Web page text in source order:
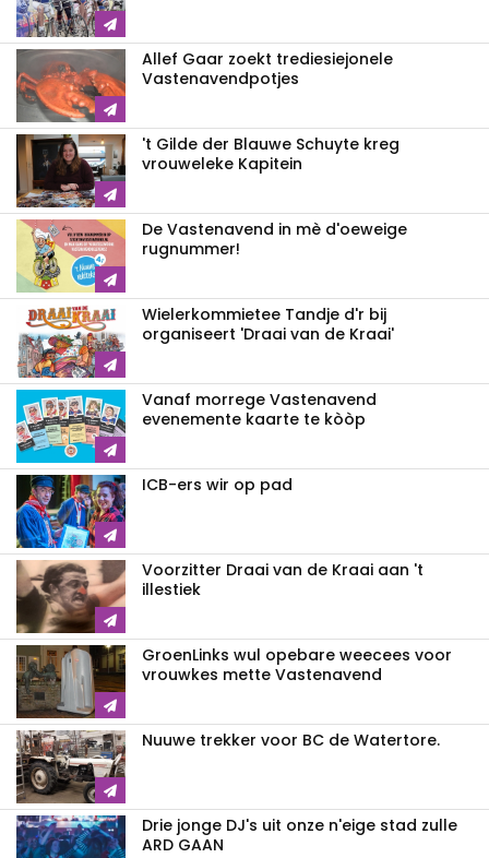
Allef Gaar zoekt trediesiejonele
Vastenavendpotjes
't Gilde der Blauwe Schuyte kreg
vrouweleke Kapitein
De Vastenavend in mè d'oeweige
rugnummer!
Wielerkommietee Tandje d'r bij
organiseert 'Draai van de Kraai'
Vanaf morrege Vastenavend
evenemente kaarte te kòòp
ICB-ers wir op pad
Voorzitter Draai van de Kraai aan 't
illestiek
GroenLinks wul opebare weecees voor
vrouwkes mette Vastenavend
Nuuwe trekker voor BC de Watertore.
Drie jonge DJ's uit onze n'eige stad zulle
ARD GAAN